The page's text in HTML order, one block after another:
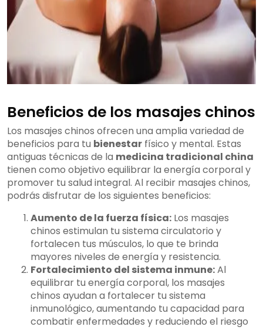
Beneficios de los masajes chinos
Los masajes chinos ofrecen una amplia variedad de
beneficios para tu bienestar físico y mental. Estas
antiguas técnicas de la medicina tradicional china
tienen como objetivo equilibrar la energía corporal y
promover tu salud integral. Al recibir masajes chinos,
podrás disfrutar de los siguientes beneficios:
Aumento de la fuerza física: Los masajes
chinos estimulan tu sistema circulatorio y
fortalecen tus músculos, lo que te brinda
mayores niveles de energía y resistencia.
Fortalecimiento del sistema inmune:Al
equilibrar tu energía corporal, los masajes
chinos ayudan a fortalecer tu sistema
inmunológico, aumentando tu capacidad para
combatir enfermedades y reduciendo el riesgo